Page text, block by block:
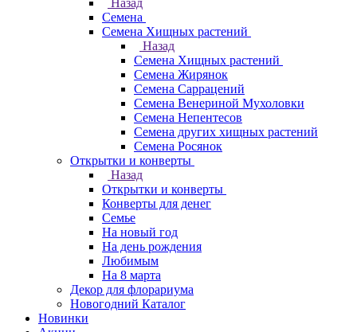
Назад
Семена
Семена Хищных растений
Назад
Семена Хищных растений
Семена Жирянок
Семена Саррацений
Семена Венериной Мухоловки
Семена Непентесов
Семена других хищных растений
Семена Росянок
Открытки и конверты
Назад
Открытки и конверты
Конверты для денег
Семье
На новый год
На день рождения
Любимым
На 8 марта
Декор для флорариума
Новогодний Каталог
Новинки